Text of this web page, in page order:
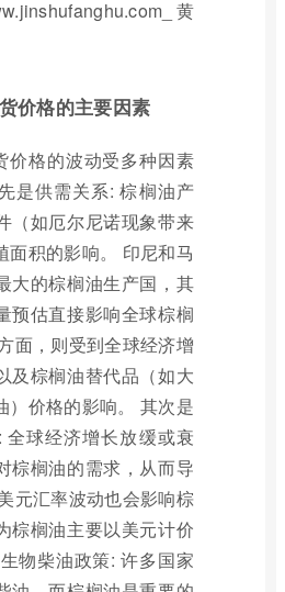
价格的主要因素
价格的波动受多种因素
是供需关系: 棕榈油产
（如厄尔尼诺现象带来
面积的影响。 印尼和马
大的棕榈油生产国，其
预估直接影响全球棕榈
面，则受到全球经济增
及棕榈油替代品（如大
）价格的影响。 其次是
全球经济增长放缓或衰
棕榈油的需求，从而导
元汇率波动也会影响棕
棕榈油主要以美元计价
物柴油政策: 许多国家